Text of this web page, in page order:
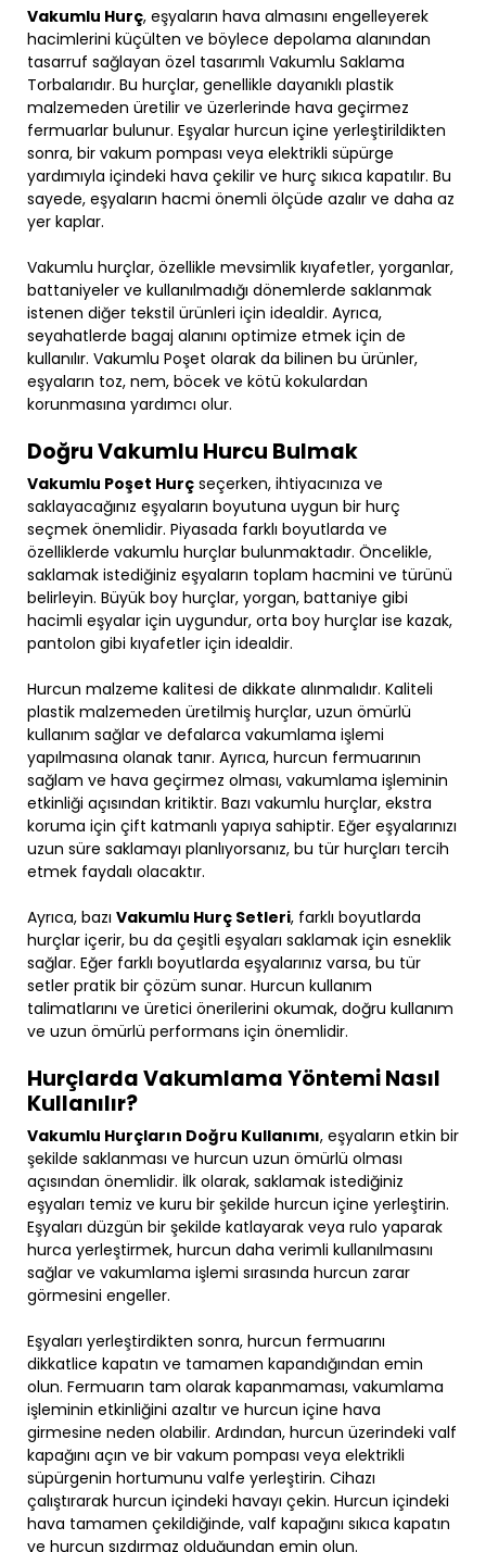
Vakumlu Hurç, eşyaların hava almasını engelleyerek
hacimlerini küçülten ve böylece depolama alanından
tasarruf sağlayan özel tasarımlı Vakumlu Saklama
Torbalarıdır. Bu hurçlar, genellikle dayanıklı plastik
malzemeden üretilir ve üzerlerinde hava geçirmez
fermuarlar bulunur. Eşyalar hurcun içine yerleştirildikten
sonra, bir vakum pompası veya elektrikli süpürge
yardımıyla içindeki hava çekilir ve hurç sıkıca kapatılır. Bu
sayede, eşyaların hacmi önemli ölçüde azalır ve daha az
yer kaplar.
Vakumlu hurçlar, özellikle mevsimlik kıyafetler, yorganlar,
battaniyeler ve kullanılmadığı dönemlerde saklanmak
istenen diğer tekstil ürünleri için idealdir. Ayrıca,
seyahatlerde bagaj alanını optimize etmek için de
kullanılır. Vakumlu Poşet olarak da bilinen bu ürünler,
eşyaların toz, nem, böcek ve kötü kokulardan
korunmasına yardımcı olur.
Doğru Vakumlu Hurcu Bulmak
Vakumlu Poşet Hurç seçerken, ihtiyacınıza ve
saklayacağınız eşyaların boyutuna uygun bir hurç
seçmek önemlidir. Piyasada farklı boyutlarda ve
özelliklerde vakumlu hurçlar bulunmaktadır. Öncelikle,
saklamak istediğiniz eşyaların toplam hacmini ve türünü
belirleyin. Büyük boy hurçlar, yorgan, battaniye gibi
hacimli eşyalar için uygundur, orta boy hurçlar ise kazak,
pantolon gibi kıyafetler için idealdir.
Hurcun malzeme kalitesi de dikkate alınmalıdır. Kaliteli
plastik malzemeden üretilmiş hurçlar, uzun ömürlü
kullanım sağlar ve defalarca vakumlama işlemi
yapılmasına olanak tanır. Ayrıca, hurcun fermuarının
sağlam ve hava geçirmez olması, vakumlama işleminin
etkinliği açısından kritiktir. Bazı vakumlu hurçlar, ekstra
koruma için çift katmanlı yapıya sahiptir. Eğer eşyalarınızı
uzun süre saklamayı planlıyorsanız, bu tür hurçları tercih
etmek faydalı olacaktır.
Ayrıca, bazı Vakumlu Hurç Setleri, farklı boyutlarda
hurçlar içerir, bu da çeşitli eşyaları saklamak için esneklik
sağlar. Eğer farklı boyutlarda eşyalarınız varsa, bu tür
setler pratik bir çözüm sunar. Hurcun kullanım
talimatlarını ve üretici önerilerini okumak, doğru kullanım
ve uzun ömürlü performans için önemlidir.
Hurçlarda Vakumlama Yöntemi Nasıl
Kullanılır?
Vakumlu Hurçların Doğru Kullanımı, eşyaların etkin bir
şekilde saklanması ve hurcun uzun ömürlü olması
açısından önemlidir. İlk olarak, saklamak istediğiniz
eşyaları temiz ve kuru bir şekilde hurcun içine yerleştirin.
Eşyaları düzgün bir şekilde katlayarak veya rulo yaparak
hurca yerleştirmek, hurcun daha verimli kullanılmasını
sağlar ve vakumlama işlemi sırasında hurcun zarar
görmesini engeller.
Eşyaları yerleştirdikten sonra, hurcun fermuarını
dikkatlice kapatın ve tamamen kapandığından emin
olun. Fermuarın tam olarak kapanmaması, vakumlama
işleminin etkinliğini azaltır ve hurcun içine hava
girmesine neden olabilir. Ardından, hurcun üzerindeki valf
kapağını açın ve bir vakum pompası veya elektrikli
süpürgenin hortumunu valfe yerleştirin. Cihazı
çalıştırarak hurcun içindeki havayı çekin. Hurcun içindeki
hava tamamen çekildiğinde, valf kapağını sıkıca kapatın
ve hurcun sızdırmaz olduğundan emin olun.